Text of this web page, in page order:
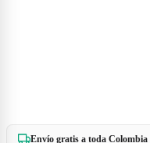
Envío gratis a toda Colombia